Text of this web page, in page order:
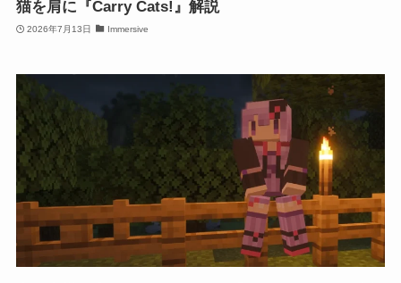
猫を肩に『Carry Cats!』解説
2026年7月13日 Immersive